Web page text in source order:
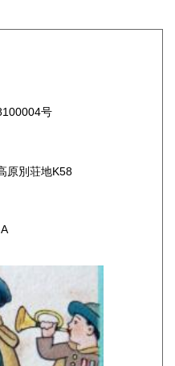
京都府 430円
広島県
福岡県
長崎県
大分県
号
原別荘地K58